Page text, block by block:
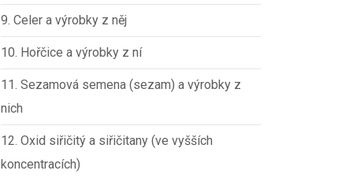
9. Celer a výrobky z něj
10. Hořčice a výrobky z ní
11. Sezamová semena (sezam) a výrobky z
nich
12. Oxid siřičitý a siřičitany (ve vyšších
koncentracích)